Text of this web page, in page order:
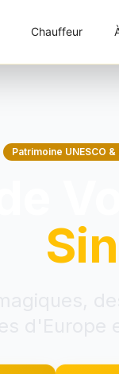
Chauffeur
Patrimoine UNESCO